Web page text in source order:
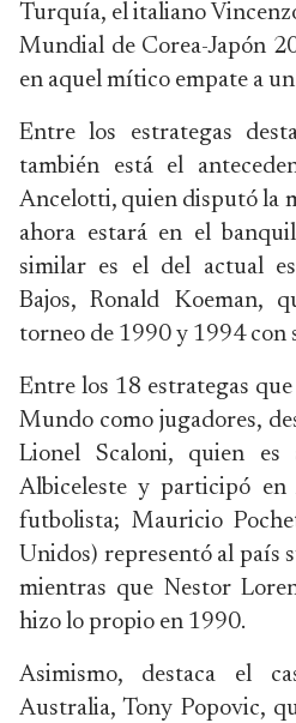
Turquía, el italiano
Mundial de Corea-Japón
en aquel mítico empate a
Entre los estrategas
también está el
Ancelotti, quien disputó la
ahora estará en el
similar es el del actual
Bajos, Ronald Koeman,
torneo de 1990 y 1994 con
Entre los 18 estrategas
Mundo como jugadores,
Lionel Scaloni, quien
Albiceleste y participó en
futbolista; Mauricio
Unidos) representó al país
mientras que Nestor
hizo lo propio en 1990.
Asimismo, destaca el
Australia, Tony Popovic,